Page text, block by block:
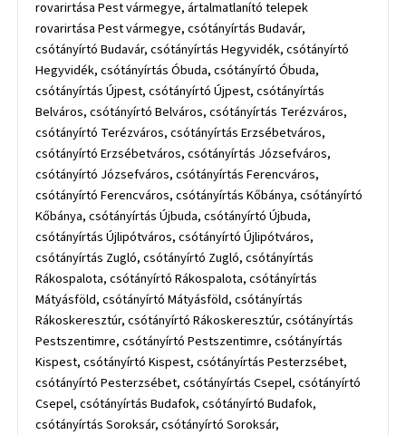
rovarirtása Pest vármegye, ártalmatlanító telepek
rovarirtása Pest vármegye, csótányírtás Budavár,
csótányírtó Budavár, csótányírtás Hegyvidék, csótányírtó
Hegyvidék, csótányírtás Óbuda, csótányírtó Óbuda,
csótányírtás Újpest, csótányírtó Újpest, csótányírtás
Belváros, csótányírtó Belváros, csótányírtás Terézváros,
csótányírtó Terézváros, csótányírtás Erzsébetváros,
csótányírtó Erzsébetváros, csótányírtás Józsefváros,
csótányírtó Józsefváros, csótányírtás Ferencváros,
csótányírtó Ferencváros, csótányírtás Kőbánya, csótányírtó
Kőbánya, csótányírtás Újbuda, csótányírtó Újbuda,
csótányírtás Újlipótváros, csótányírtó Újlipótváros,
csótányírtás Zugló, csótányírtó Zugló, csótányírtás
Rákospalota, csótányírtó Rákospalota, csótányírtás
Mátyásföld, csótányírtó Mátyásföld, csótányírtás
Rákoskeresztúr, csótányírtó Rákoskeresztúr, csótányírtás
Pestszentimre, csótányírtó Pestszentimre, csótányírtás
Kispest, csótányírtó Kispest, csótányírtás Pesterzsébet,
csótányírtó Pesterzsébet, csótányírtás Csepel, csótányírtó
Csepel, csótányírtás Budafok, csótányírtó Budafok,
csótányírtás Soroksár, csótányírtó Soroksár,